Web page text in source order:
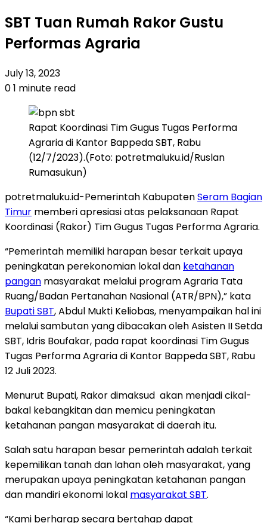
SBT Tuan Rumah Rakor Gustu
Performas Agraria
July 13, 2023
01 minute read
Rapat Koordinasi Tim Gugus Tugas Performa
Agraria di Kantor Bappeda SBT, Rabu
(12/7/2023).(Foto: potretmaluku.id/Ruslan
Rumasukun)
potretmaluku.id-Pemerintah KabupatenSeram Bagian
Timur memberi apresiasi atas pelaksanaan Rapat
Koordinasi (Rakor) Tim Gugus Tugas Performa Agraria.
“Pemerintah memiliki harapan besar terkait upaya
peningkatan perekonomian lokal dan ketahanan
pangan masyarakat melalui program Agraria Tata
Ruang/Badan Pertanahan Nasional (ATR/BPN),” kata
Bupati SBT, Abdul Mukti Keliobas, menyampaikan hal ini
melalui sambutan yang dibacakan oleh Asisten II Setda
SBT, Idris Boufakar, pada rapat koordinasi Tim Gugus
Tugas Performa Agraria di Kantor Bappeda SBT, Rabu
12 Juli 2023.
Menurut Bupati, Rakor dimaksud akan menjadi cikal-
bakal kebangkitan dan memicu peningkatan
ketahanan pangan masyarakat di daerah itu.
Salah satu harapan besar pemerintah adalah terkait
kepemilikan tanah dan lahan oleh masyarakat, yang
merupakan upaya peningkatan ketahanan pangan
dan mandiri ekonomi lokal masyarakat SBT.
“Kami berharap secara bertahap dapat